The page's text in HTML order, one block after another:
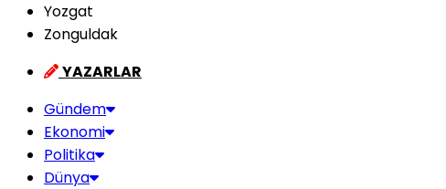
Yozgat
Zonguldak
YAZARLAR
Gündem
Ekonomi
Politika
Dünya